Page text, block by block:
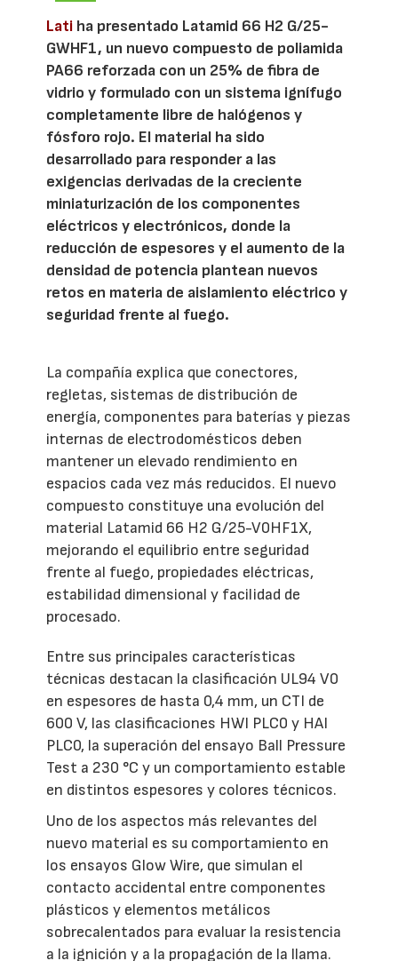
Lati ha presentado Latamid 66 H2 G/25-
GWHF1, un nuevo compuesto de poliamida
PA66 reforzada con un 25% de fibra de
vidrio y formulado con un sistema ignífugo
completamente libre de halógenos y
fósforo rojo. El material ha sido
desarrollado para responder a las
exigencias derivadas de la creciente
miniaturización de los componentes
eléctricos y electrónicos, donde la
reducción de espesores y el aumento de la
densidad de potencia plantean nuevos
retos en materia de aislamiento eléctrico y
seguridad frente al fuego.
La compañía explica que conectores,
regletas, sistemas de distribución de
energía, componentes para baterías y piezas
internas de electrodomésticos deben
mantener un elevado rendimiento en
espacios cada vez más reducidos. El nuevo
compuesto constituye una evolución del
material Latamid 66 H2 G/25-V0HF1X,
mejorando el equilibrio entre seguridad
frente al fuego, propiedades eléctricas,
estabilidad dimensional y facilidad de
procesado.
Entre sus principales características
técnicas destacan la clasificación UL94 V0
en espesores de hasta 0,4 mm, un CTI de
600 V, las clasificaciones HWI PLC0 y HAI
PLC0, la superación del ensayo Ball Pressure
Test a 230 °C y un comportamiento estable
en distintos espesores y colores técnicos.
Uno de los aspectos más relevantes del
nuevo material es su comportamiento en
los ensayos Glow Wire, que simulan el
contacto accidental entre componentes
plásticos y elementos metálicos
sobrecalentados para evaluar la resistencia
a la ignición y a la propagación de la llama.